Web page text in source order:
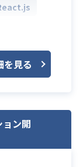
Java等のJ
本的な知識
段階的な刷
ァクタリン
り組み（CI/
：JIRA、Co
CSS、Jav
クを誇るBt
いて、
長を技術面
を見る
ン開